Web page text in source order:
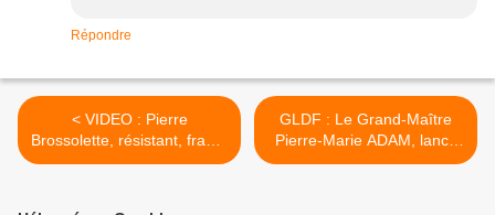
Répondre
< VIDEO : Pierre
Brossolette, résistant, franc-
maçon, homme politique et
GLDF : Le Grand-Maître
Pierre-Marie ADAM, lance
un APPEL AUX DONS via le